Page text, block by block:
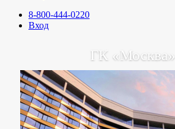
8-800-444-0220
Вход
ГК «Москва»